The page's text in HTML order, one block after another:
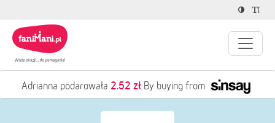
Adrianna podarowała 2.52 zł By buying from